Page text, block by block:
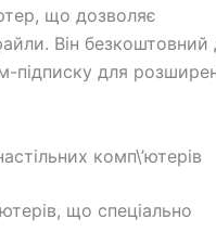
що дозволяє
Він безкоштовний
підписку для
комп\’ютерів
що спеціально